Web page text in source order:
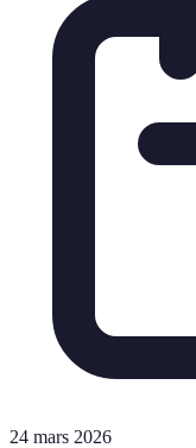
24 mars 2026